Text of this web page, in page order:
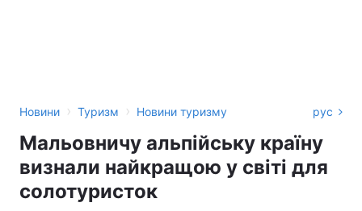
Новини › Туризм › Новини туризму рус
Мальовничу альпійську країну
визнали найкращою у світі для
солотуристок